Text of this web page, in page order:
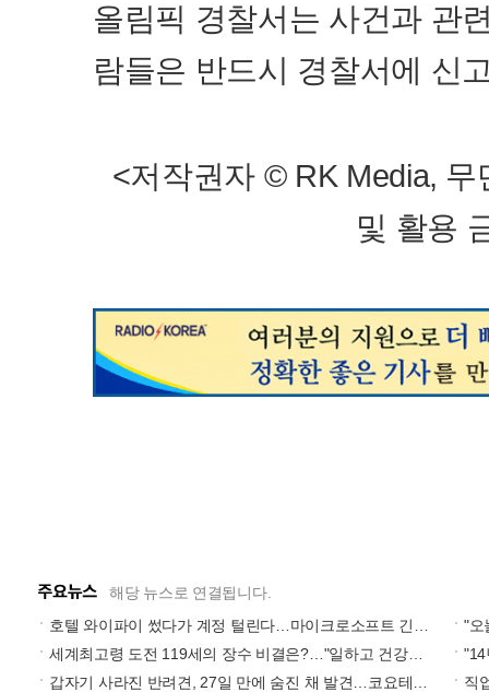
올림픽 경찰서는 사건과 관
람들은 반드시 경찰서에 신
<저작권자 © RK Media,
및 활용
해당 뉴스로 연결됩니다.
호텔 와이파이 썼다가 계정 털린다…마이크로소프트 긴급 경고
"오
세계최고령 도전 119세의 장수 비결은?…"일하고 건강하게 먹어라"
"14
갑자기 사라진 반려견, 27일 만에 숨진 채 발견…코요테 공격
직